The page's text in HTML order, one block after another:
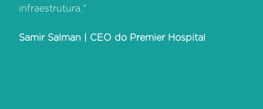
infraestrutura."
Samir Salman | CEO do Premier Hospital